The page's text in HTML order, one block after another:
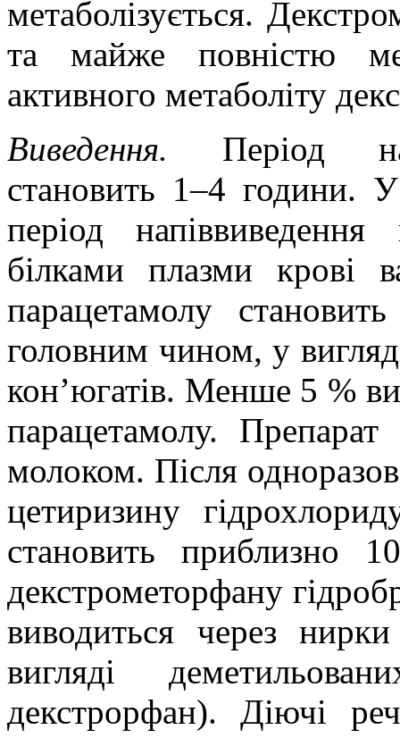
метаболізується.
та майже повністю
активного метаболіту
Виведення. Період
становить 1‒4 години.
період
білками плазми крові
парацетамолу
головним чином, у
кон’югатів. Менше 5 %
парацетамолу.
молоком. Після
цетиризину
становить приблизно
декстрометорфану
виводиться через
вигляді
декстрорфан). Діючі